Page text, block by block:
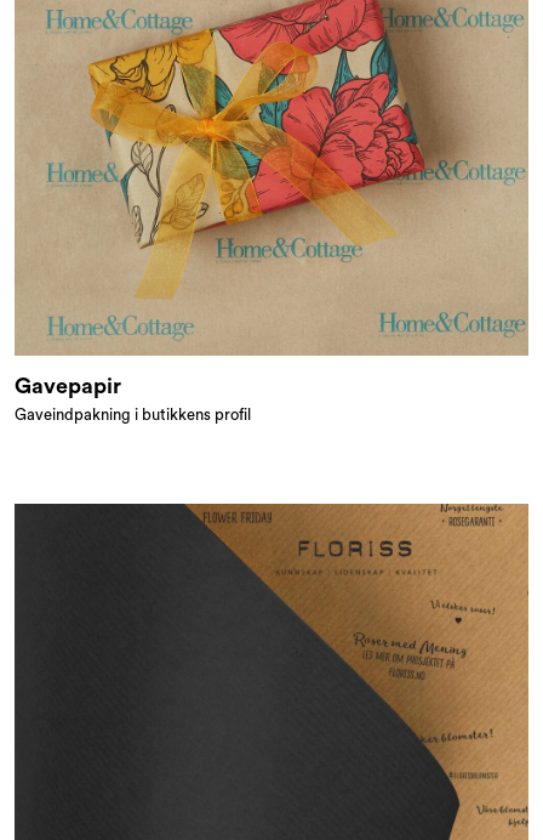
Gavepapir
Gaveindpakning i butikkens profil
Tilbud og outlet